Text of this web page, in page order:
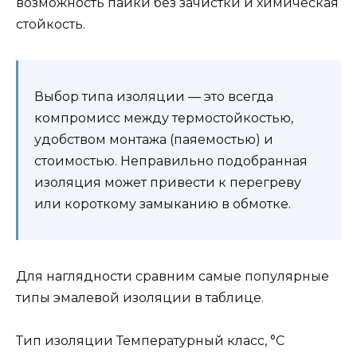
стойкость.
Выбор типа изоляции — это всегда
компромисс между термостойкостью,
удобством монтажа (паяемостью) и
стоимостью. Неправильно подобранная
изоляция может привести к перегреву
или короткому замыканию в обмотке.
Для наглядности сравним самые популярные
типы эмалевой изоляции в таблице.
Тип изоляции Температурный класс, °C